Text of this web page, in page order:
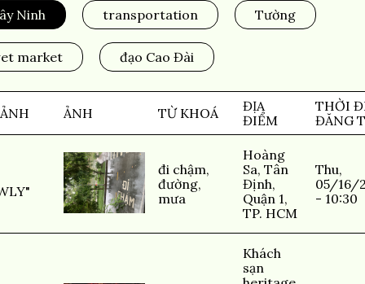
Ninh transportation Tường
market đạo Cao Đài
ẢNH TỪ KHOÁ
ĐỊA
ĐIỂM
THỜI
ĐĂNG
đi chậm,
đường,
mưa
Hoàng
Sa, Tân
Định,
Quận 1,
TP. HCM
Thu,
05/16/
- 10:30
Khách
sạn